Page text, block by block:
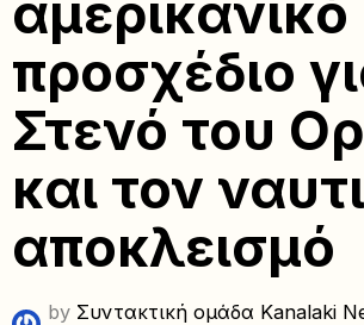
αμερικανικό
προσχέδιο
Στενό του
και τον
αποκλεισμό
by Συντακτική ομάδα Kanalaki